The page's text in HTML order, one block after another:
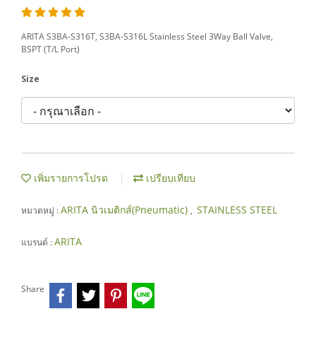
ARITA S3BA-S316T, S3BA-S316L Stainless Steel 3Way Ball Valve,
BSPT (T/L Port)
Size
เพิ่มรายการโปรด เปรียบเทียบ
หมวดหมู่ :ARITA นิวเมติกส์(Pneumatic) , STAINLESS STEEL
แบรนด์ :ARITA
Share